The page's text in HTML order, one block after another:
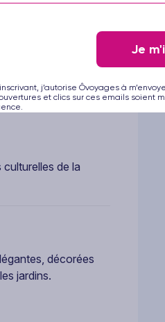
que ce soit en
de la
décorées
jardins.
Je
j’autorise Ôvoyages à
et clics sur ces emails soient